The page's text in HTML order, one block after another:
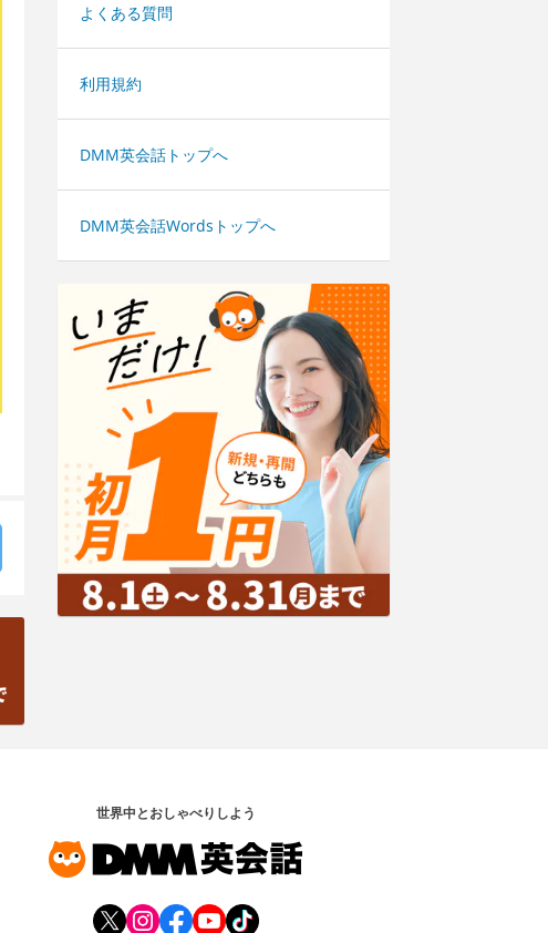
よくある質問
利用規約
DMM英会話トップへ
DMM英会話Wordsトップへ
世界中とおしゃべりしよう